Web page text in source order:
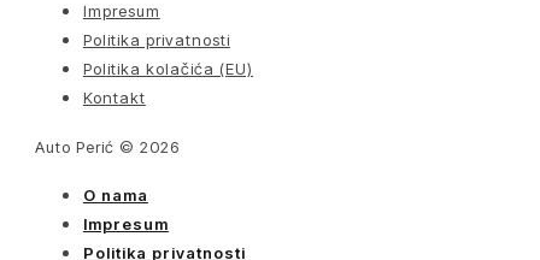
Impresum
Politika privatnosti
Politika kolačića (EU)
Kontakt
Auto Perić © 2026
O nama
Impresum
Politika privatnosti